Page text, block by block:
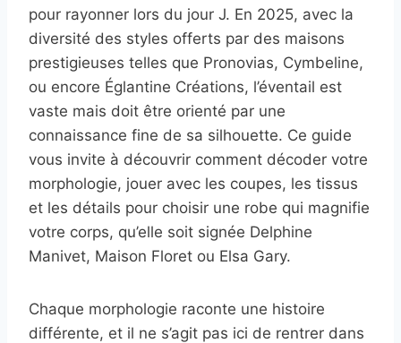
pour rayonner lors du jour J. En 2025, avec la
diversité des styles offerts par des maisons
prestigieuses telles que Pronovias, Cymbeline,
ou encore Églantine Créations, l’éventail est
vaste mais doit être orienté par une
connaissance fine de sa silhouette. Ce guide
vous invite à découvrir comment décoder votre
morphologie, jouer avec les coupes, les tissus
et les détails pour choisir une robe qui magnifie
votre corps, qu’elle soit signée Delphine
Manivet, Maison Floret ou Elsa Gary.
Chaque morphologie raconte une histoire
différente, et il ne s’agit pas ici de rentrer dans